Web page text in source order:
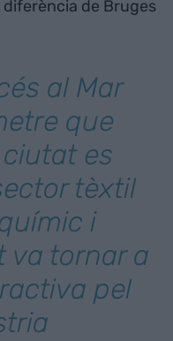
diferència de Bruges
al Mar
que
es
tèxtil
i
va tornar a
pel